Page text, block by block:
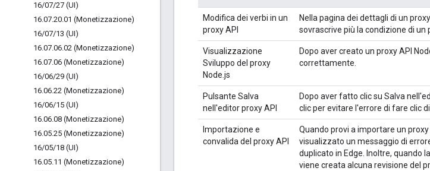
16/07/27 (UI)
16.07.20.01 (Monetizzazione)
16/07/13 (UI)
16.07.06.02 (Monetizzazione)
16.07.06 (Monetizzazione)
16/06/29 (UI)
16.06.22 (Monetizzazione)
16/06/15 (UI)
16.06.08 (Monetizzazione)
16.05.25 (Monetizzazione)
16/05/18 (UI)
16.05.11 (Monetizzazione)
Modifica dei verbi in un
proxy API
Nella pagina dei dettagli di un
sovrascrive più la condizione di un
Visualizzazione
Sviluppo del proxy
Node.js
Dopo aver creato un proxy API
correttamente.
Pulsante Salva
nell'editor proxy API
Dopo aver fatto clic su Salva
clic per evitare l'errore di fare clic di
Importazione e
convalida del proxy API
Quando provi a importare un
visualizzato un messaggio di
duplicato in Edge. Inoltre, quando
viene creata alcuna revisione del